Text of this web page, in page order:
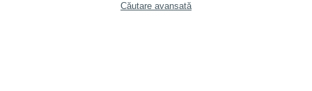
Căutare avansată